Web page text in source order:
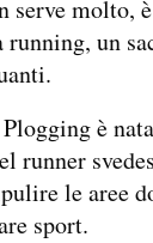
serve molto,
un
è
runner
le aree
sport.